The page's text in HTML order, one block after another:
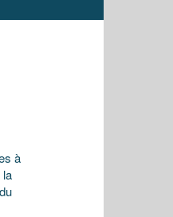
à
la